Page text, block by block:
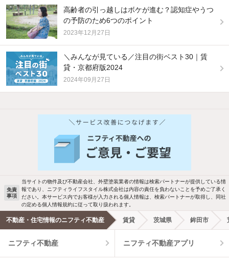
高齢者の引っ越しはボケが進む？認知症やうつ
の予防のため6つのポイント
2023年12月27日
＼みんなが見ている／注目の街ベスト30｜賃
貸・京都府版2024
2024年09月27日
他の人はこんな条件で絞り込んでいます！
バス・トイレ別 2階以上
駐車場あり ペット相談
洗濯機置場あり 独立洗面台
エアコンあり 都市ガス
温水洗浄便座 オートロック
免責
事項
当サイトの物件及び不動産会社、外壁塗装業者の情報は検索パートナーが提供している情
報であり、ニフティライフスタイル株式会社は内容の責任を負わないことを予めご了承く
ださい。本サービス内でお客様が入力される個人情報は、検索パートナーが取得し、同社
の定める個人情報規約に従って取り扱われます。
不動産・住宅情報のニフティ不動産 賃貸 茨城県 鉾田市
ニフティ不動産 ニフティ不動産アプリ